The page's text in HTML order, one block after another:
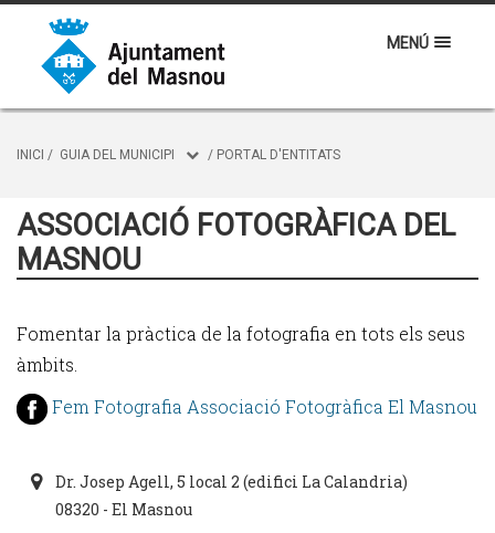
MENÚ
INICI / GUIA DEL MUNICIPI / PORTAL D'ENTITATS
ASSOCIACIÓ FOTOGRÀFICA DEL
MASNOU
Fomentar la pràctica de la fotografia en tots els seus
àmbits.
Fem Fotografia Associació Fotogràfica El Masnou
Dr. Josep Agell, 5 local 2 (edifici La Calandria)
08320 - El Masnou